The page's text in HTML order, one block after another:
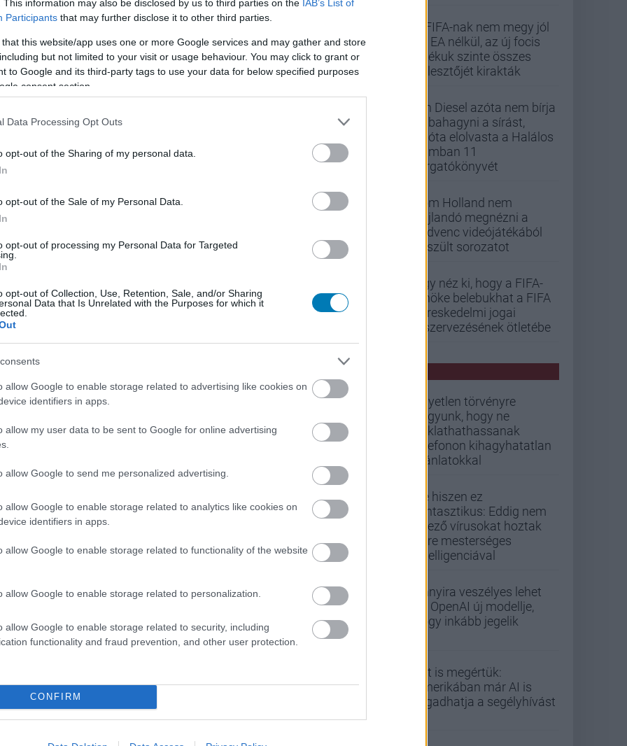
This information may also be disclosed by us to third parties on the IAB’s List of
Participants that may further disclose it to other third parties.
that this website/app uses one or more Google services and may gather and store
but not limited to your visit or usage behaviour. You may click to grant or
to Google and its third-party tags to use your data for below specified purposes
consent section.
Data Processing Opt Outs
opt-out of the Sharing of my personal data.
opt-out of the Sale of my Personal Data.
opt-out of processing my Personal Data for Targeted
opt-out of Collection, Use, Retention, Sale, and/or Sharing
Data that Is Unrelated with the Purposes for which it
allow Google to enable storage related to advertising like cookies on
identifiers in apps.
allow my user data to be sent to Google for online advertising
allow Google to send me personalized advertising.
allow Google to enable storage related to analytics like cookies on
identifiers in apps.
allow Google to enable storage related to functionality of the website
allow Google to enable storage related to personalization.
allow Google to enable storage related to security, including
functionality and fraud prevention, and other user protection.
CONFIRM
meghízhatott volna a zabálástól, mint CJ, de a
az ötletet.
40,000: Dawn of War 4
marad ki ebből, ahogy mindenki kedvenc 10 000
sem.
indított be a Kingdom Come:
a cseh szerepjáték valóságban is létező
lehet ez a látványos fantasy
amiből most bő negyedórányi gameplayt
Come: Deliverance 2 második DLC-je
rajongók kívánságát
hogy minden idők legrosszabb
egy spinoffja is?
A FIFA-nak nem megy jól
az EA nélkül, az új focis
játékuk szinte összes
fejlesztőjét kirakták
Vin Diesel azóta nem bírja
abbahagyni a sírást,
mióta elolvasta a Halálos
iramban 11
forgatókönyvét
Tom Holland nem
hajlandó megnézni a
kedvenc videójátékából
készült sorozatot
Úgy néz ki, hogy a FIFA-
elnöke belebukhat a FIFA
kereskedelmi jogai
kiszervezésének ötletébe
Egyetlen törvényre
vagyunk, hogy ne
zaklathathassanak
telefonon kihagyhatatlan
ajánlatokkal
De hiszen ez
fantasztikus: Eddig nem
létező vírusokat hoztak
létre mesterséges
intelligenciával
Annyira veszélyes lehet
az OpenAI új modellje,
hogy inkább jegelik
Ezt is megértük:
Amerikában már AI is
fogadhatja a segélyhívást